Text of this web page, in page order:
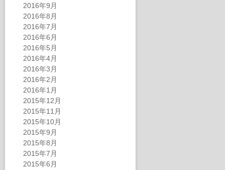
2016年9月
2016年8月
2016年7月
2016年6月
2016年5月
2016年4月
2016年3月
2016年2月
2016年1月
2015年12月
2015年11月
2015年10月
2015年9月
2015年8月
2015年7月
2015年6月